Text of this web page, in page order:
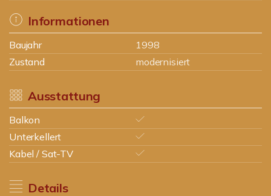
Informationen
Baujahr
1998
Zustand
modernisiert
Ausstattung
Balkon
Unterkellert
Kabel / Sat-TV
Details